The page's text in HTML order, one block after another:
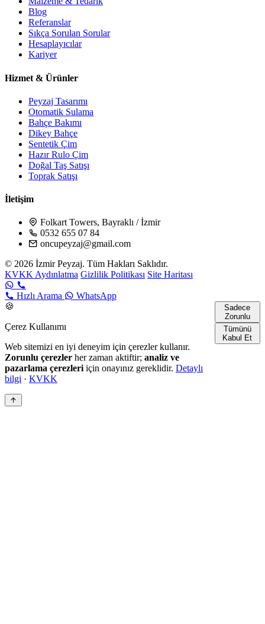
Blog
Referanslar
Sıkça Sorulan Sorular
Hesaplayıcılar
Kariyer
Hizmet & Ürünler
Peyzaj Tasarımı
Otomatik Sulama
Bahçe Bakımı
Dikey Bahçe
Sentetik Çim
Hazır Rulo Çim
Doğal Taş Satışı
Toprak Satışı
İletişim
Folkart Towers, Bayraklı / İzmir
0532 655 07 84
oncupeyzaj@gmail.com
© 2026 İzmir Peyzaj. Tüm Hakları Saklıdır.
KVKK Aydınlatma Gizlilik Politikası Site Haritası
Hızlı Arama
WhatsApp
🍪
Çerez Kullanımı
Web sitemizi en iyi deneyim için çerezler kullanır.
Zorunlu çerezler her zaman aktiftir; analiz ve
pazarlama çerezleri için onayınız gereklidir. Detaylı
bilgi · KVKK
Sadece
Zorunlu
Tümünü
Kabul Et